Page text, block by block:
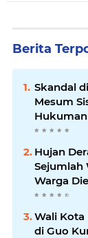
Berita
Skandal
Mesum
Mengikuti
Hujan
Sejumlah
Warga
Waspada
Wali Kota
di Guo